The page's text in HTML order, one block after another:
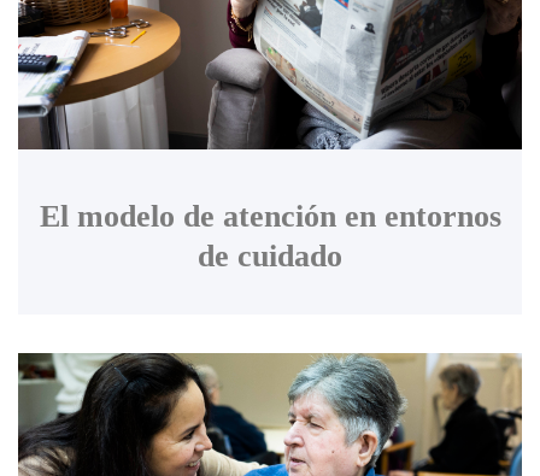
El modelo de atención en entornos
de cuidado